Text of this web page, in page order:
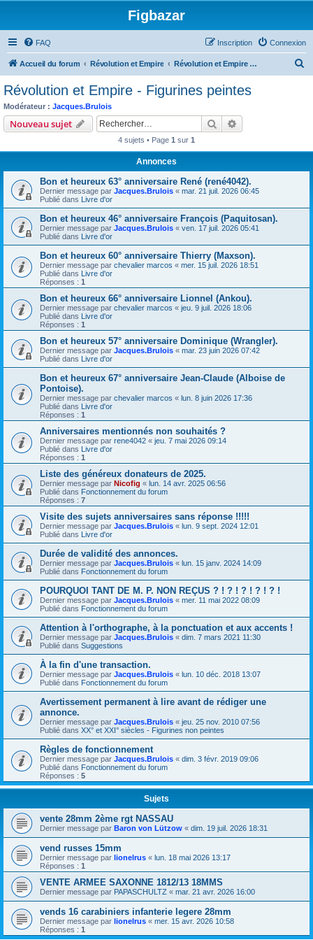
Figbazar
FAQ Connexion
Inscription
Accueil du forum Révolution et Empire Révolution et Empire - Figurines peintes
Révolution et Empire - Figurines peintes
Modérateur : Jacques.Brulois
Nouveau sujet Rechercher
4 sujets • Page 1 sur 1
Annonces
Bon et heureux 63° anniversaire René (rené4042).
Dernier message par Jacques.Brulois « mar. 21 juil. 2026 06:45
Publié dans Livre d'or
Bon et heureux 46° anniversaire François (Paquitosan).
Dernier message par Jacques.Brulois « ven. 17 juil. 2026 05:41
Publié dans Livre d'or
Bon et heureux 60° anniversaire Thierry (Maxson).
Dernier message par chevalier marcos « mer. 15 juil. 2026 18:51
Publié dans Livre d'or
Réponses : 1
Bon et heureux 66° anniversaire Lionnel (Ankou).
Dernier message par chevalier marcos « jeu. 9 juil. 2026 18:06
Publié dans Livre d'or
Réponses : 1
Bon et heureux 57° anniversaire Dominique (Wrangler).
Dernier message par Jacques.Brulois « mar. 23 juin 2026 07:42
Publié dans Livre d'or
Bon et heureux 67° anniversaire Jean-Claude (Alboise de
Pontoise).
Dernier message par chevalier marcos « lun. 8 juin 2026 17:36
Publié dans Livre d'or
Réponses : 1
Anniversaires mentionnés non souhaités ?
Dernier message par rene4042 « jeu. 7 mai 2026 09:14
Publié dans Livre d'or
Réponses : 1
Liste des généreux donateurs de 2025.
Dernier message par Nicofig « lun. 14 avr. 2025 06:56
Publié dans Fonctionnement du forum
Réponses : 7
Visite des sujets anniversaires sans réponse !!!!!
Dernier message par Jacques.Brulois « lun. 9 sept. 2024 12:01
Publié dans Livre d'or
Durée de validité des annonces.
Dernier message par Jacques.Brulois « lun. 15 janv. 2024 14:09
Publié dans Fonctionnement du forum
POURQUOI TANT DE M. P. NON REÇUS ? ! ? ! ? ! ? ! ? !
Dernier message par Jacques.Brulois « mer. 11 mai 2022 08:09
Publié dans Fonctionnement du forum
Attention à l'orthographe, à la ponctuation et aux accents !
Dernier message par Jacques.Brulois « dim. 7 mars 2021 11:30
Publié dans Suggestions
À la fin d'une transaction.
Dernier message par Jacques.Brulois « lun. 10 déc. 2018 13:07
Publié dans Fonctionnement du forum
Avertissement permanent à lire avant de rédiger une
annonce.
Dernier message par Jacques.Brulois « jeu. 25 nov. 2010 07:56
Publié dans XX° et XXI° siècles - Figurines non peintes
Règles de fonctionnement
Dernier message par Jacques.Brulois « dim. 3 févr. 2019 09:06
Publié dans Fonctionnement du forum
Réponses : 5
Sujets
vente 28mm 2ème rgt NASSAU
Dernier message par Baron von Lützow « dim. 19 juil. 2026 18:31
vend russes 15mm
Dernier message par lionelrus « lun. 18 mai 2026 13:17
Réponses : 1
VENTE ARMEE SAXONNE 1812/13 18MMS
Dernier message par PAPASCHULTZ « mar. 21 avr. 2026 16:00
vends 16 carabiniers infanterie legere 28mm
Dernier message par lionelrus « mer. 15 avr. 2026 10:58
Réponses : 1